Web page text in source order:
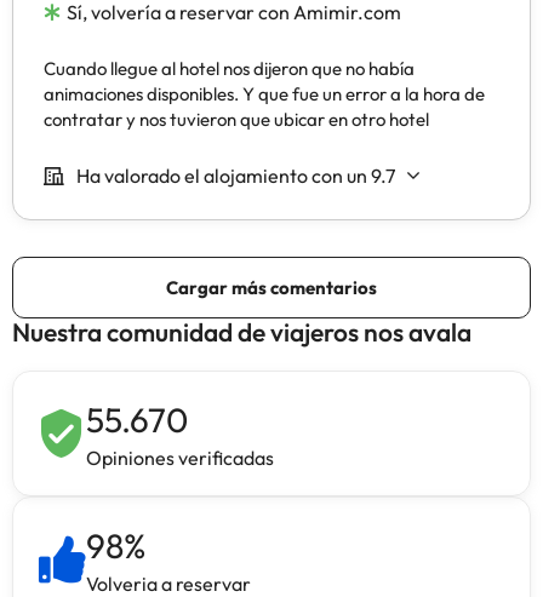
Nuestra comunidad de viajeros nos avala
55.670
Opiniones verificadas
98%
Volveria a reservar